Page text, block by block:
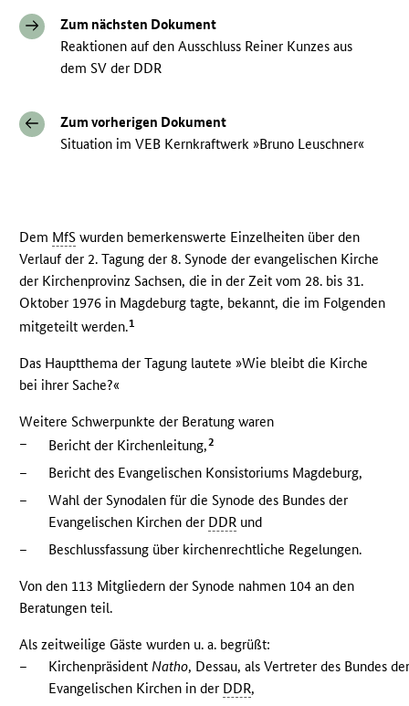
Zum nächsten Dokument
Reaktionen auf den Ausschluss Reiner Kunzes aus
dem SV der DDR
Zum vorherigen Dokument
Situation im VEB Kernkraftwerk »Bruno Leuschner«
Dem MfS wurden bemerkenswerte Einzelheiten über den
Verlauf der 2. Tagung der 8. Synode der evangelischen Kirche
der Kirchenprovinz Sachsen, die in der Zeit vom 28. bis 31.
Oktober 1976 in Magdeburg tagte, bekannt, die im Folgenden
mitgeteilt werden.1
Das Hauptthema der Tagung lautete »Wie bleibt die Kirche
bei ihrer Sache?«
Weitere Schwerpunkte der Beratung waren
–
Bericht der Kirchenleitung,2
–
Bericht des Evangelischen Konsistoriums Magdeburg,
–
Wahl der Synodalen für die Synode des Bundes der
Evangelischen Kirchen der DDR und
–
Beschlussfassung über kirchenrechtliche Regelungen.
Von den 113 Mitgliedern der Synode nahmen 104 an den
Beratungen teil.
Als zeitweilige Gäste wurden u. a. begrüßt:
–
KirchenpräsidentNatho, Dessau, als Vertreter des Bundes
Evangelischen Kirchen in der DDR,